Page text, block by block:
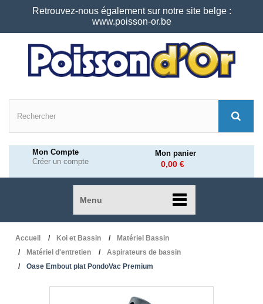
Retrouvez-nous également sur notre site belge :
www.poisson-or.be
Mon Compte
Créer un compte
Mon panier
0,00 €
Menu
Accueil Koi et Bassin
Matériel Bassin
Matériel d'entretien
Aspirateurs de bassin
Oase Embout plat PondoVac Premium